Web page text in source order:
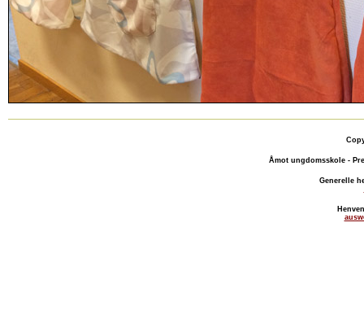
Åmot ungdomsskole -
Generelle